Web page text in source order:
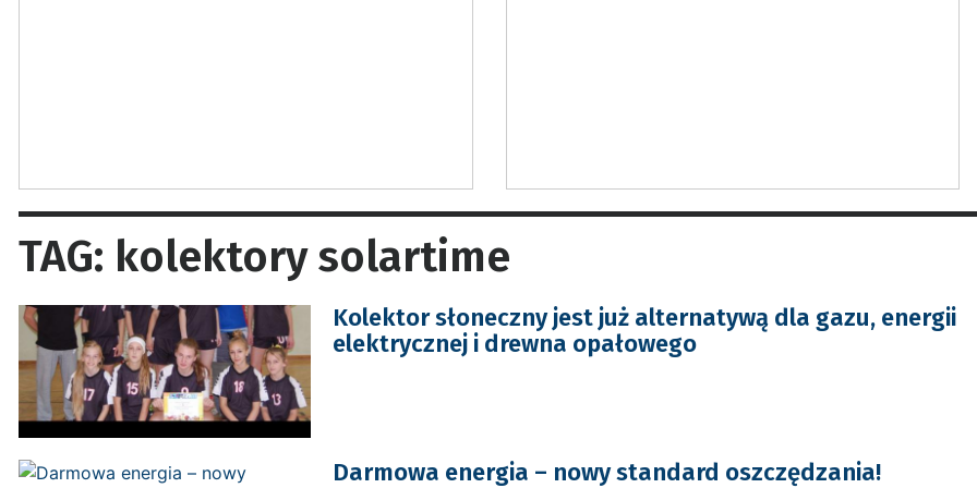
TAG: kolektory solartime
Kolektor słoneczny jest już alternatywą dla gazu, energii
elektrycznej i drewna opałowego
Darmowa energia – nowy standard oszczędzania!